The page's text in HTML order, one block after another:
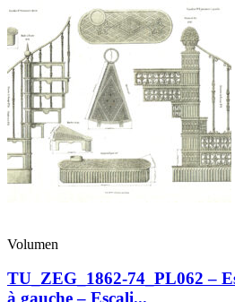
Volumen
TU_ZEG_1862-74_PL062 –